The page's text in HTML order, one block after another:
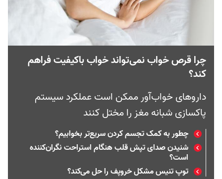
چرا قرص‌ خواب نمی‌تواند خواب باکیفیت فراهم
کند؟
داروهای خواب‌آور ممکن است عملکرد سیستم
پاکسازی شبانه مغز را مختل کنند
چطور به کمک تجسم کردن سریع‌تر بخوابیم؟
شنیدن صدای تپش قلب هنگام استراحت نگران‌کننده
است؟
توپ تنیس مشکل خروپف را حل می‌کند؟